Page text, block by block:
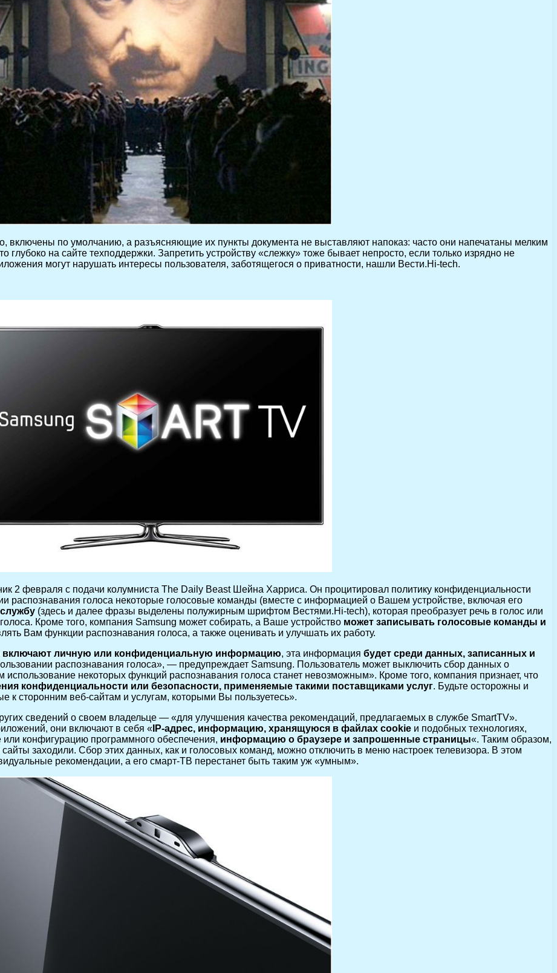
включены по умолчанию, а разъясняющие их пункты документа не выставляют напоказ: часто они напечатаны мелким
на сайте техподдержки. Запретить устройству «слежку» тоже бывает непросто, если только изрядно не
могут нарушать интересы пользователя, заботящегося о приватности, нашли Вести.Hi-tech.
2 февраля с подачи колумниста The Daily Beast Шейна Харриса. Он процитировал политику конфиденциальности
распознавания голоса некоторые голосовые команды (вместе с информацией о Вашем устройстве, включая его
(здесь и далее фразы выделены полужирным шрифтом Вестями.Hi-tech), которая преобразует речь в голос или
Кроме того, компания Samsung может собирать, а Ваше устройство может записывать голосовые команды и
Вам функции распознавания голоса, а также оценивать и улучшать их работу.
включают личную или конфиденциальную информацию, эта информация будет среди данных, записанных и
распознавания голоса», — предупреждает Samsung. Пользователь может выключить сбор данных о
некоторых функций распознавания голоса станет невозможным». Кроме того, компания признает, что
конфиденциальности или безопасности, применяемые такими поставщиками услуг. Будьте осторожны и
к сторонним веб-сайтам и услугам, которыми Вы пользуетесь».
сведений о своем владельце — «для улучшения качества рекомендаций, предлагаемых в службе SmartTV».
они включают в себя « IP-адрес, информацию, хранящуюся в файлах cookie и подобных технологиях,
конфигурацию программного обеспечения, информацию о браузере и запрошенные страницы«. Таким образом,
заходили. Сбор этих данных, как и голосовых команд, можно отключить в меню настроек телевизора. В этом
рекомендации, а его смарт-ТВ перестанет быть таким уж «умным».